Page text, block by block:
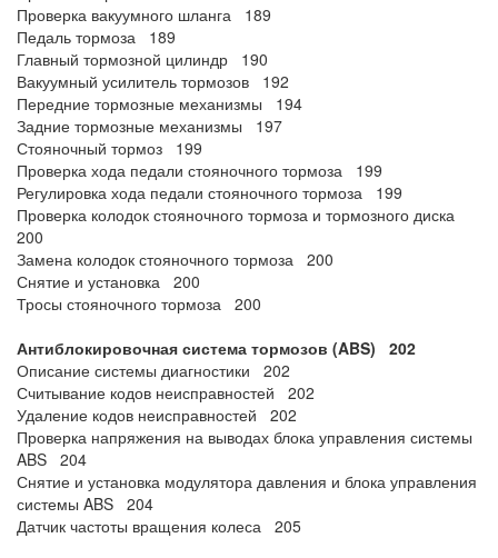
Проверка вакуумного шланга 189
Педаль тормоза 189
Главный тормозной цилиндр 190
Вакуумный усилитель тормозов 192
Передние тормозные механизмы 194
Задние тормозные механизмы 197
Стояночный тормоз 199
Проверка хода педали стояночного тормоза 199
Регулировка хода педали стояночного тормоза 199
Проверка колодок стояночного тормоза и тормозного диска
200
Замена колодок стояночного тормоза 200
Снятие и установка 200
Тросы стояночного тормоза 200
Антиблокировочная система тормозов (ABS) 202
Описание системы диагностики 202
Считывание кодов неисправностей 202
Удаление кодов неисправностей 202
Проверка напряжения на выводах блока управления системы
ABS 204
Снятие и установка модулятора давления и блока управления
системы ABS 204
Датчик частоты вращения колеса 205